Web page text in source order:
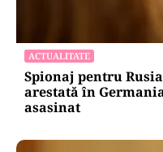
ACTUALITATE
Spionaj pentru
arestată în
asasinat